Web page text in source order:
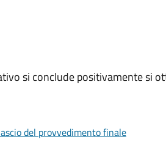
si conclude positivamente si
del provvedimento finale